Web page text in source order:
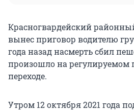
Красногвардейский
вынес приговор водителю
года назад насмерть сбил
произошло на регулируемом
переходе.
Утром 12 октября 2021 года